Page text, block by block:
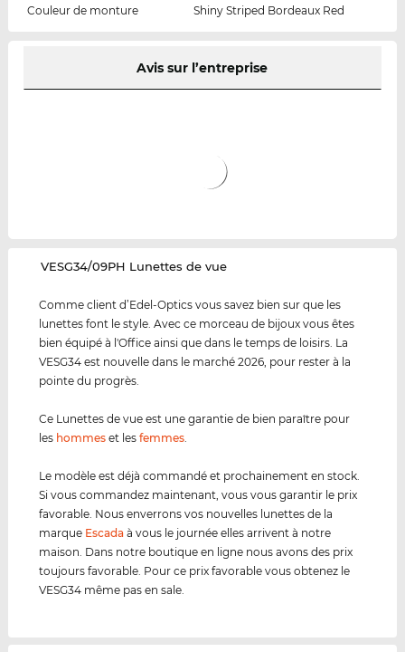
Couleur de monture
Shiny Striped Bordeaux Red
Avis sur l’entreprise
‌VESG34/09PH Lunettes de vue
Comme client d’Edel-Optics vous savez bien sur que les
lunettes font le style. Avec ce morceau de bijoux vous êtes
bien équipé à l'Office ainsi que dans le temps de loisirs. La
VESG34 est nouvelle dans le marché 2026, pour rester à la
pointe du progrès.
Ce Lunettes de vue est une garantie de bien paraître pour
les hommes et lesfemmes
Le modèle est déjà commandé et prochainement en stock.
Si vous commandez maintenant, vous vous garantir le prix
favorable. Nous enverrons vos nouvelles lunettes de la
marque Escada à vous le journée elles arrivent à notre
maison. Dans notre boutique en ligne nous avons des prix
toujours favorable. Pour ce prix favorable vous obtenez le
VESG34 même pas en sale.